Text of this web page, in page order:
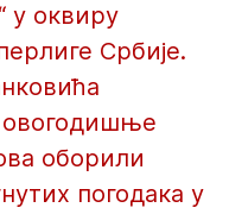
у оквиру
Србије.
овогодишње
оборили
погодака у